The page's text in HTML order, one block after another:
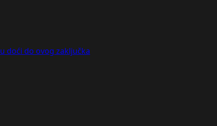
doći do ovog zaključka